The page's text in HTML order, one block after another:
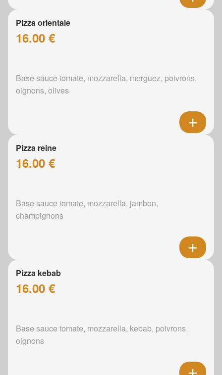
Pizza orientale
16.00 €
Base sauce tomate, mozzarella, merguez, poivrons,
oignons, olives
Pizza reine
16.00 €
Base sauce tomate, mozzarella, jambon,
champignons
Pizza kebab
16.00 €
Base sauce tomate, mozzarella, kebab, poivrons,
oignons